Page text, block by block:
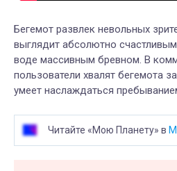
Бегемот развлек невольных
выглядит абсолютно
воде массивным бревном. В
пользователи хвалят бегемота
умеет наслаждаться
Читайте «Мою Планету» в